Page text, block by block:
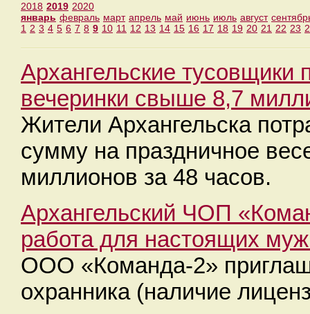
2018 2019 2020
январь февраль март апрель май июнь июль август
1 2 3 4 5 6 7 8 9 10 11 12 13 14 15 16 17 18 19 20 21 22 23
Архангельские тусовщики
вечеринки свыше 8,7
Жители Архангельска
сумму на праздничное
миллионов за 48 часов.
Архангельский ЧОП
работа для настоящих
ООО «Команда-2»
охранника (наличие